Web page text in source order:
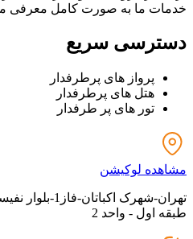
خدمات ما به صورت کامل معرفی
دسترسی سریع
پرواز های پرطرفدار
هتل های پرطرفدار
تور های پر طرفدار
مشاهده لوکیشن
طبقه اول - واحد 2